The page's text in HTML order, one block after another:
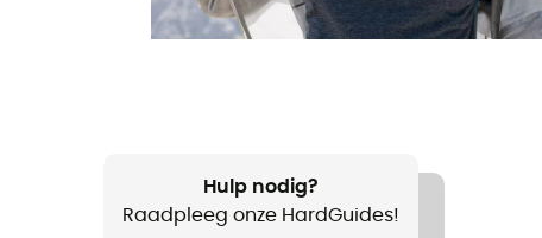
Hulp nodig?
Raadpleeg onze HardGuides!